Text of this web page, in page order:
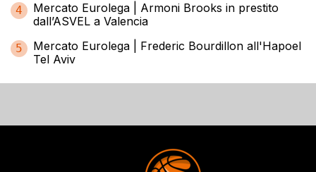
4
Mercato Eurolega | Armoni Brooks in prestito
dall’ASVEL a Valencia
5
Mercato Eurolega | Frederic Bourdillon all'Hapoel
Tel Aviv